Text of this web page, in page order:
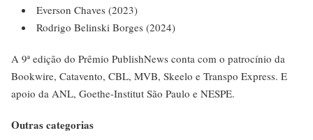
Everson Chaves (2023)
Rodrigo Belinski Borges (2024)
A 9ª edição do Prêmio PublishNews conta com o patrocínio da
Bookwire, Catavento, CBL, MVB, Skeelo e Transpo Express. E
apoio da ANL, Goethe-Institut São Paulo e NESPE.
Outras categorias